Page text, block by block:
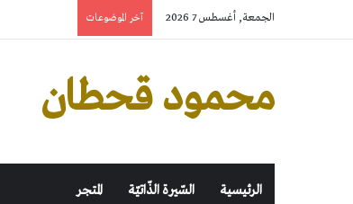
الجمعة, أغسطس 7 2026 آخر الموضوعات
محمود قحطان
الرئيسية السّيرة الذّاتيّة المتجر